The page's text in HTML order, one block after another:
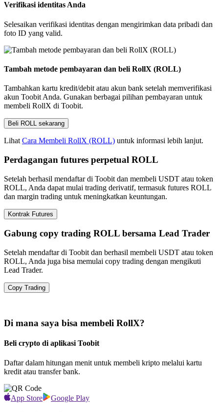
Verifikasi identitas Anda
Selesaikan verifikasi identitas dengan mengirimkan data pribadi dan
foto ID yang valid.
Tambah metode pembayaran dan beli RollX (ROLL)
Tambahkan kartu kredit/debit atau akun bank setelah memverifikasi
akun Toobit Anda. Gunakan berbagai pilihan pembayaran untuk
membeli RollX di Toobit.
Beli ROLL sekarang
Lihat Cara Membeli RollX (ROLL) untuk informasi lebih lanjut.
Perdagangan futures perpetual ROLL
Setelah berhasil mendaftar di Toobit dan membeli USDT atau token
ROLL, Anda dapat mulai trading derivatif, termasuk futures ROLL
dan margin trading untuk meningkatkan keuntungan.
Kontrak Futures
Gabung copy trading ROLL bersama Lead Trader
Setelah mendaftar di Toobit dan berhasil membeli USDT atau token
ROLL, Anda juga bisa memulai copy trading dengan mengikuti
Lead Trader.
Copy Trading
Di mana saya bisa membeli RollX?
Beli crypto di aplikasi Toobit
Daftar dalam hitungan menit untuk membeli kripto melalui kartu
kredit atau transfer bank.
App Store Google Play